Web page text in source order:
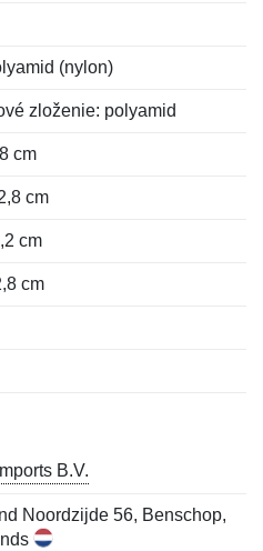
(nylon)
zloženie: polyamid
cm
cm
cm
cm
B.V.
Noordzijde 56, Benschop,